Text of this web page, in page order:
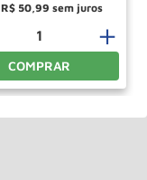
R$ 50,99
＋
COMPRAR